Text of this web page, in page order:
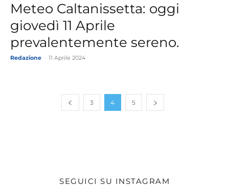
Meteo Caltanissetta: oggi
giovedì 11 Aprile
prevalentemente sereno.
Redazione 11 Aprile 2024
3 4 5
SEGUICI SU INSTAGRAM